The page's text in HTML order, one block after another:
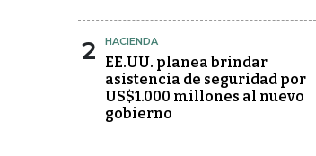
2 HACIENDA
EE.UU. planea brindar
asistencia de seguridad por
US$1.000 millones al nuevo
gobierno